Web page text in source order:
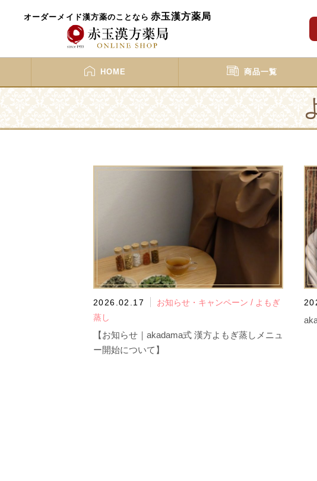
オーダーメイド漢方薬のことなら 赤玉漢方薬局
HOME 商品一覧
2026.02.17 お知らせ・キャンペーン / よもぎ
蒸し
【お知らせ｜akadama式 漢方よもぎ蒸しメニュ
ー開始について】